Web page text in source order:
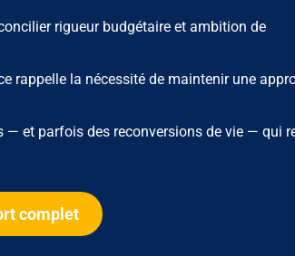
rigueur budgétaire et ambition de
rappelle la nécessité de maintenir une
— et parfois des reconversions de vie — qui
complet